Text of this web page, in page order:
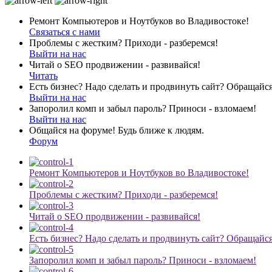
Ремонт Компьютеров и Ноутбуков во Владивостоке!
Связаться с нами
Проблемы с жестким? Приходи - разберемся!
Выйти на нас
Читай о SEO продвижении - развивайся!
Читать
Есть бизнес? Надо сделать и продвинуть сайт?
Выйти на нас
Запоролил комп и забыл пароль? Приноси - взломаем!
Выйти на нас
Общайся на форуме! Будь ближе к людям.
Форум
Ремонт Компьютеров и Ноутбуков во Владивостоке!
Проблемы с жестким? Приходи - разберемся!
Читай о SEO продвижении - развивайся!
Есть бизнес? Надо сделать и продвинуть сайт?
Запоролил комп и забыл пароль? Приноси - взломаем!